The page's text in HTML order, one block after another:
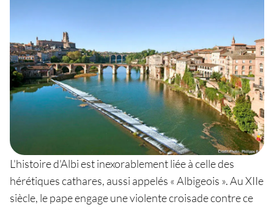
L'histoire d'Albi est inexorablement liée à celle des
hérétiques cathares, aussi appelés « Albigeois ». Au XIIe
siècle, le pape engage une violente croisade contre ce